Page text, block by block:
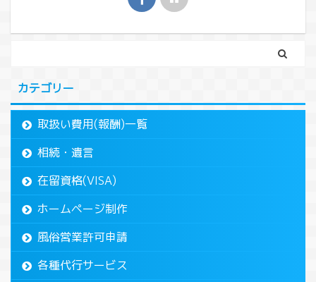
カテゴリー
取扱い費用(報酬)一覧
相続・遺言
在留資格(VISA)
ホームページ制作
風俗営業許可申請
各種代行サービス